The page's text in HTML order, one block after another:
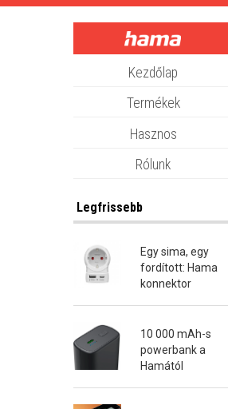
Skip
Kezdőlap
Termékek
Hasznos
Rólunk
Legfrissebb
Egy sima, egy
fordított: Hama
konnektor
10 000 mAh-s
powerbank a
Hamától